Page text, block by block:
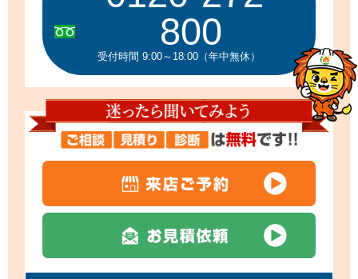
800
受付時間 9:00～18:00（年中無休）